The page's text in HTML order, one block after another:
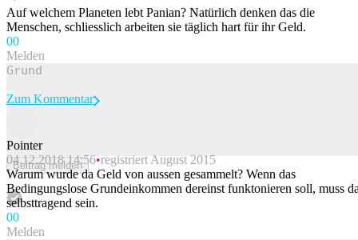
Auf welchem Planeten lebt Panian? Natürlich denken das die
Menschen, schliesslich arbeiten sie täglich hart für ihr Geld.
00
Melden
Beitrag melden
Zum Kommentar
Pointer
04.12.2018 14:56 registriert August 2015
Warum wurde da Geld von aussen gesammelt? Wenn das
Bedingungslose Grundeinkommen dereinst funktonieren soll, muss
selbsttragend sein.
00
Melden